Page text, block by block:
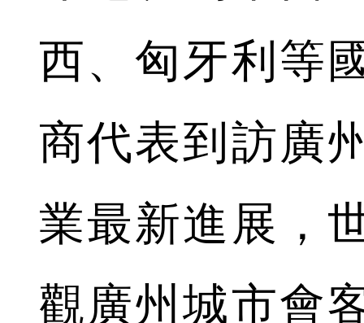
西、匈牙利等
商代表到訪廣
業最新進展，
觀廣州城市會